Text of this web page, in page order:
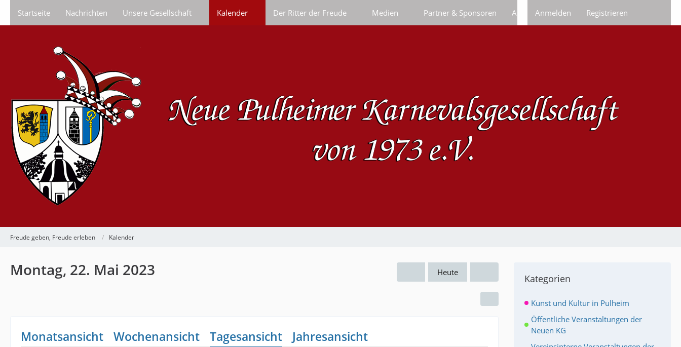
Startseite Nachrichten Unsere Gesellschaft Kalender Der Ritter der Freude Medien Partner & Sponsoren Anfragen/Bestellungen
Anmelden Registrieren
Freude geben, Freude erleben Kalender
Montag, 22. Mai 2023 Heute
Monatsansicht Wochenansicht Tagesansicht Jahresansicht
Kategorien
Kunst und Kultur in Pulheim
Öffentliche Veranstaltungen der
Neuen KG